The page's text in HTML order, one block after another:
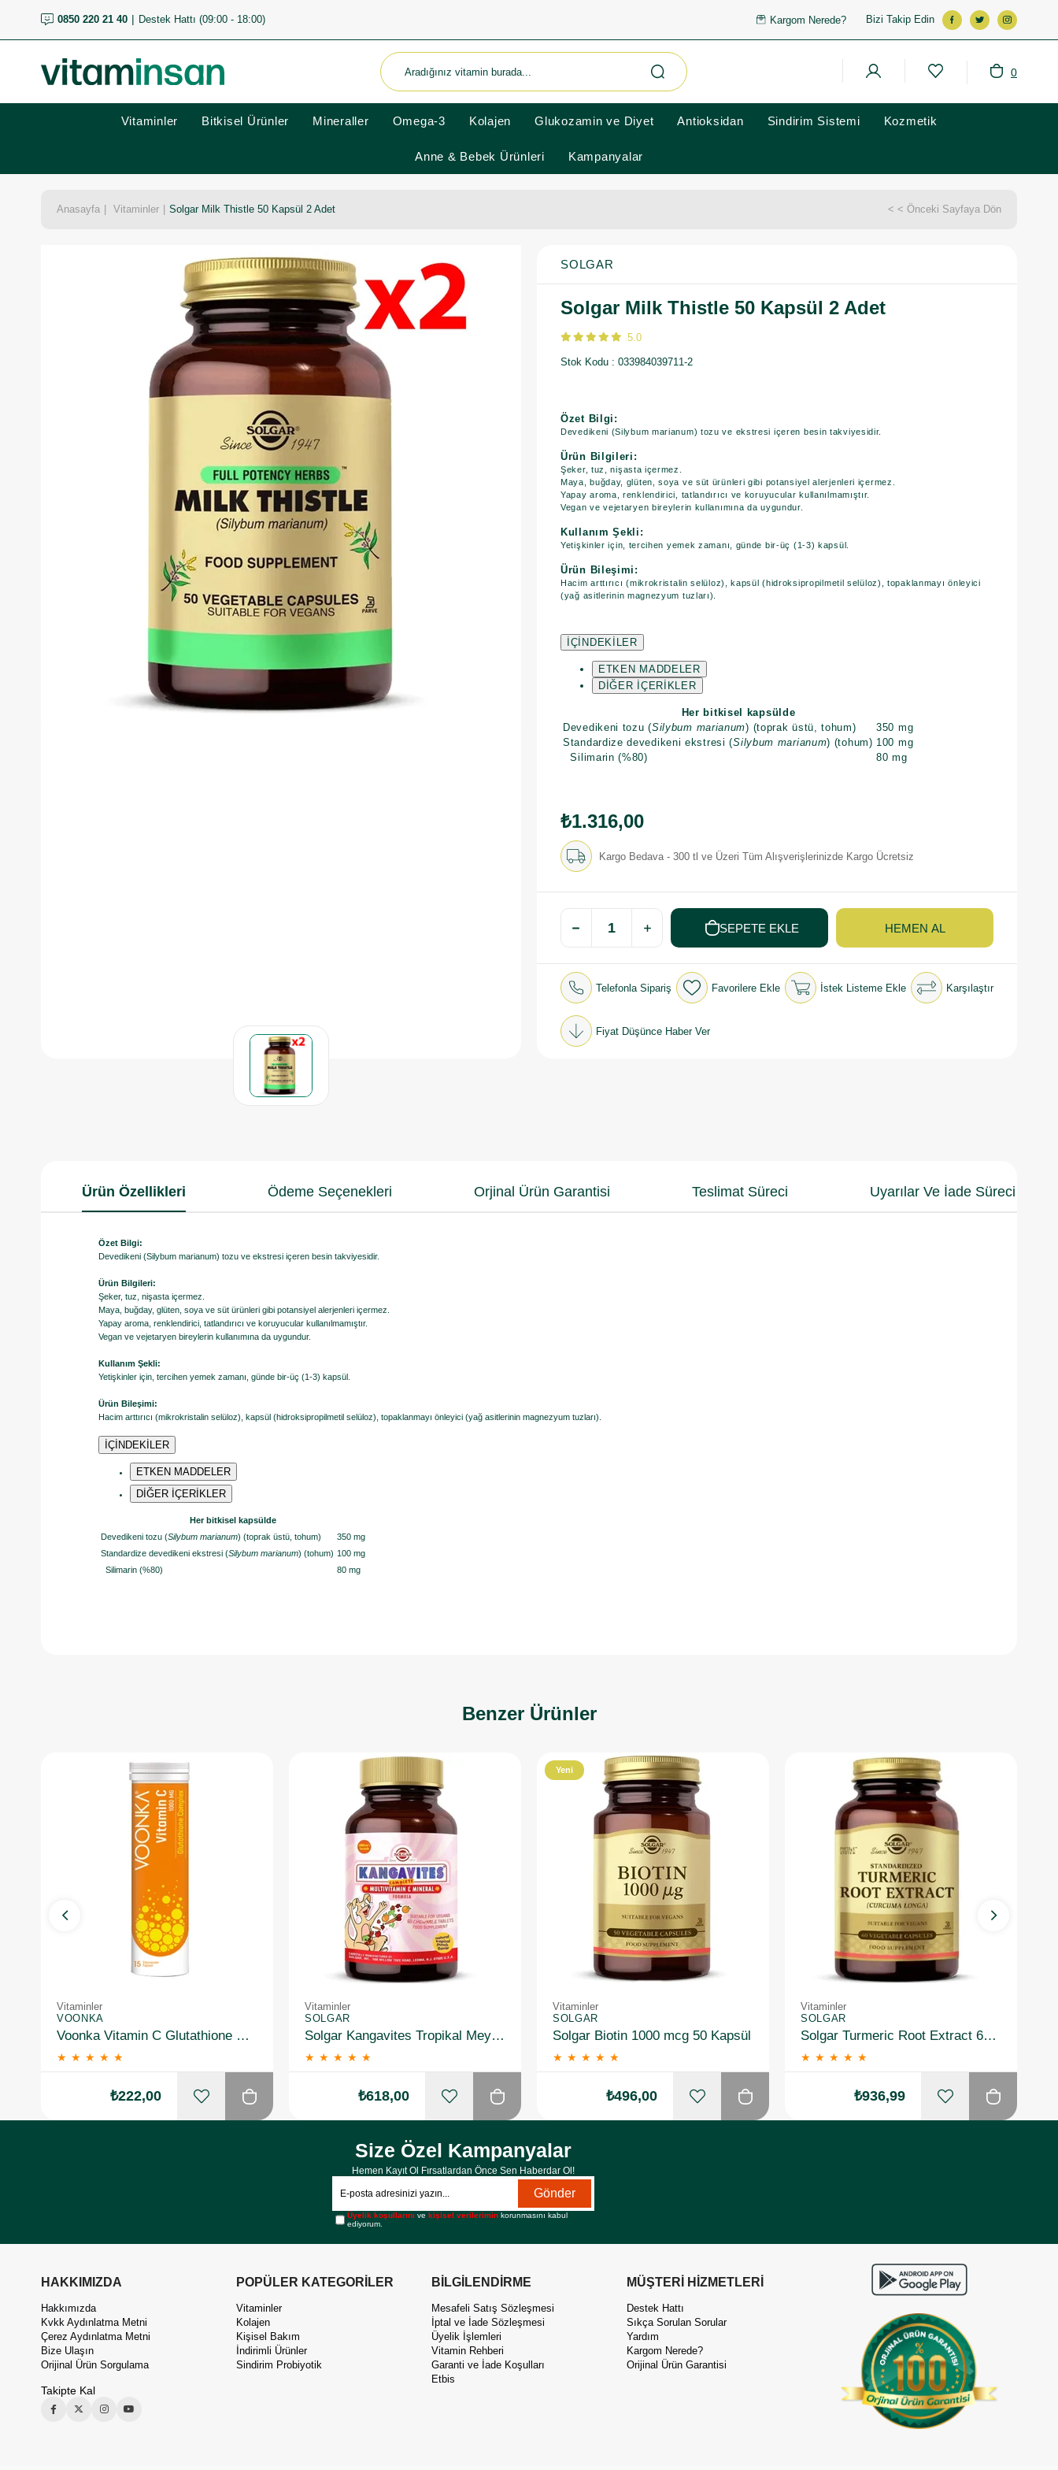
0850 220 21 40 Destek Hattı (09:00 - 18:00) Kargom Nerede? Bizi Takip Edin
0
Vitaminler Bitkisel Ürünler Mineraller Omega-3 Kolajen Glukozamin ve Diyet Antioksidan Sindirim Sistemi Kozmetik
Anne & Bebek Ürünleri Kampanyalar
Anasayfa Vitaminler Solgar Milk Thistle 50 Kapsül 2 Adet < < Önceki Sayfaya Dön
SOLGAR
Solgar Milk Thistle 50 Kapsül 2 Adet
5.0
Stok Kodu 033984039711-2
Özet Bilgi:
Devedikeni (Silybum marianum) tozu ve ekstresi içeren besin takviyesidir.
Ürün Bilgileri:
Şeker, tuz, nişasta içermez.
Maya, buğday, glüten, soya ve süt ürünleri gibi potansiyel alerjenleri içermez.
Yapay aroma, renklendirici, tatlandırıcı ve koruyucular kullanılmamıştır.
Vegan ve vejetaryen bireylerin kullanımına da uygundur.
Kullanım Şekli:
Yetişkinler için, tercihen yemek zamanı, günde bir-üç (1-3) kapsül.
Ürün Bileşimi:
Hacim arttırıcı (mikrokristalin selüloz), kapsül (hidroksipropilmetil selüloz), topaklanmayı önleyici
(yağ asitlerinin magnezyum tuzları). ​
İÇİNDEKİLER
ETKEN MADDELER
DİĞER İÇERİKLER
Her bitkisel kapsülde
Devedikeni tozu (Silybum marianum) (toprak üstü, tohum)
350 mg
Standardize devedikeni ekstresi (Silybum marianum) (tohum) 100 mg
Silimarin (%80)
80 mg
₺1.316,00
Kargo Bedava - 300 tl ve Üzeri Tüm Alışverişlerinizde Kargo Ücretsiz
Telefonla Sipariş Favorilere Ekle İstek Listeme Ekle Karşılaştır
Fiyat Düşünce Haber Ver
Ürün Özellikleri Ödeme Seçenekleri Orjinal Ürün Garantisi Teslimat Süreci Uyarılar Ve İade Süreci
Özet Bilgi:
Devedikeni (Silybum marianum) tozu ve ekstresi içeren besin takviyesidir.
Ürün Bilgileri:
Şeker, tuz, nişasta içermez.
Maya, buğday, glüten, soya ve süt ürünleri gibi potansiyel alerjenleri içermez.
Yapay aroma, renklendirici, tatlandırıcı ve koruyucular kullanılmamıştır.
Vegan ve vejetaryen bireylerin kullanımına da uygundur.
Kullanım Şekli:
Yetişkinler için, tercihen yemek zamanı, günde bir-üç (1-3) kapsül.
Ürün Bileşimi:
Hacim arttırıcı (mikrokristalin selüloz), kapsül (hidroksipropilmetil selüloz), topaklanmayı önleyici (yağ asitlerinin magnezyum tuzları). ​
İÇİNDEKİLER
ETKEN MADDELER
DİĞER İÇERİKLER
Her bitkisel kapsülde
Devedikeni tozu (Silybum marianum) (toprak üstü, tohum)
350 mg
Standardize devedikeni ekstresi (Silybum marianum) (tohum) 100 mg
Silimarin (%80)
80 mg
Benzer Ürünler
Vitaminler
VOONKA
Voonka Vitamin C Glutathione Complex Efervesan 15 Tablet
★ ★ ★ ★ ★
₺222,00
Vitaminler
SOLGAR
Solgar Kangavites Tropikal Meyve Aromalı 60 Tablet
★ ★ ★ ★ ★
₺618,00
Vitaminler
SOLGAR
Solgar Biotin 1000 mcg 50 Kapsül
★ ★ ★ ★ ★
Yeni
₺496,00
Vitaminler
SOLGAR
Solgar Turmeric Root Extract 60 Kapsül
★ ★ ★ ★ ★
₺936,99
Size Özel Kampanyalar
Hemen Kayıt Ol Fırsatlardan Önce Sen Haberdar Ol!
Gönder
Üyelik koşullarını vekişisel verilerimin korunmasını kabul
ediyorum.
HAKKIMIZDA
Hakkımızda
Kvkk Aydınlatma Metni
Çerez Aydınlatma Metni
Bize Ulaşın
Orijinal Ürün Sorgulama
Takipte Kal
POPÜLER KATEGORİLER
Vitaminler
Kolajen
Kişisel Bakım
İndirimli Ürünler
Sindirim Probiyotik
BİLGİLENDİRME
Mesafeli Satış Sözleşmesi
İptal ve İade Sözleşmesi
Üyelik İşlemleri
Vitamin Rehberi
Garanti ve İade Koşulları
Etbis
MÜŞTERİ HİZMETLERİ
Destek Hattı
Sıkça Sorulan Sorular
Yardım
Kargom Nerede?
Orijinal Ürün Garantisi